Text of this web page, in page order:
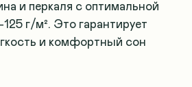
и перкаля с оптимальной
г/м². Это гарантирует
и комфортный сон